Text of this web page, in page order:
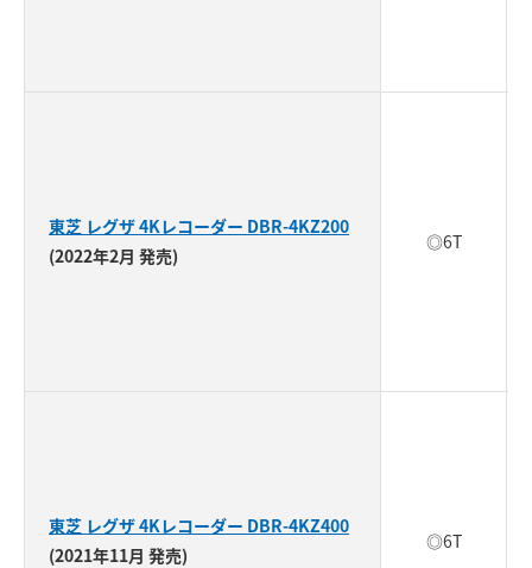
東芝 レグザ 4Kレコーダー DBR-4KZ200
(2022年2月 発売)
◎6T
東芝 レグザ 4Kレコーダー DBR-4KZ400
(2021年11月 発売)
◎6T